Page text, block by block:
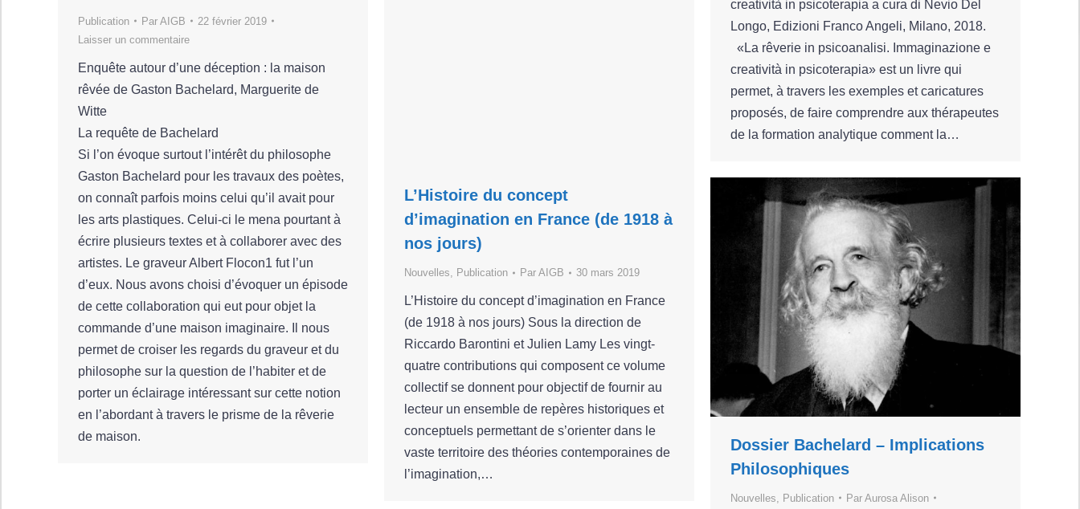
creatività in psicoterapia a cura di Nevio Del
Longo, Edizioni Franco Angeli, Milano, 2018.
«La rêverie in psicoanalisi. Immaginazione e
creatività in psicoterapia» est un livre qui
permet, à travers les exemples et caricatures
proposés, de faire comprendre aux thérapeutes
de la formation analytique comment la…
L’Histoire du concept
d’imagination en France (de 1918 à
nos jours)
Nouvelles, Publication Par AIGB 30 mars 2019
L’Histoire du concept d’imagination en France
(de 1918 à nos jours) Sous la direction de
Riccardo Barontini et Julien Lamy Les vingt-
quatre contributions qui composent ce volume
collectif se donnent pour objectif de fournir au
lecteur un ensemble de repères historiques et
conceptuels permettant de s’orienter dans le
vaste territoire des théories contemporaines de
l’imagination,…
Publication Par AIGB
22 février 2019
Laisser un commentaire
Enquête autour d’une déception : la maison
rêvée de Gaston Bachelard, Marguerite de
Witte
La requête de Bachelard
Si l’on évoque surtout l’intérêt du philosophe
Gaston Bachelard pour les travaux des poètes,
on connaît parfois moins celui qu’il avait pour
les arts plastiques. Celui-ci le mena pourtant à
écrire plusieurs textes et à collaborer avec des
artistes. Le graveur Albert Flocon1 fut l’un
d’eux. Nous avons choisi d’évoquer un épisode
de cette collaboration qui eut pour objet la
commande d’une maison imaginaire. Il nous
permet de croiser les regards du graveur et du
philosophe sur la question de l’habiter et de
porter un éclairage intéressant sur cette notion
en l’abordant à travers le prisme de la rêverie
de maison.
Dossier Bachelard – Implications
Philosophiques
Nouvelles Publication Par Aurosa Alison